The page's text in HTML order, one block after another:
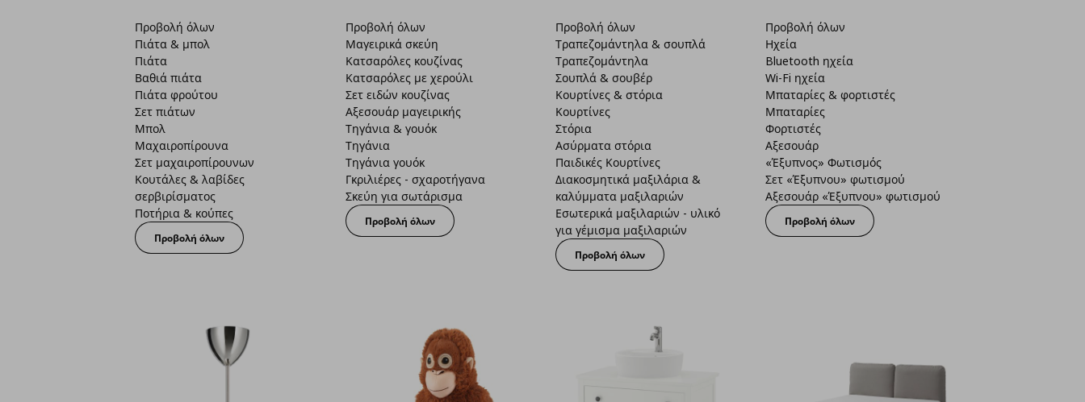
Προβολή όλων
Πιάτα & μπολ
Πιάτα
Βαθιά πιάτα
Πιάτα φρούτου
Σετ πιάτων
Μπολ
Μαχαιροπίρουνα
Σετ μαχαιροπίρουνων
Κουτάλες & λαβίδες
σερβιρίσματος
Ποτήρια & κούπες
Προβολή όλων
Προβολή όλων
Μαγειρικά σκεύη
Κατσαρόλες κουζίνας
Κατσαρόλες με χερούλι
Σετ ειδών κουζίνας
Αξεσουάρ μαγειρικής
Τηγάνια & γουόκ
Τηγάνια
Τηγάνια γουόκ
Γκριλιέρες - σχαροτήγανα
Σκεύη για σωτάρισμα
Προβολή όλων
Προβολή όλων
Τραπεζομάντηλα & σουπλά
Τραπεζομάντηλα
Σουπλά & σουβέρ
Κουρτίνες & στόρια
Κουρτίνες
Στόρια
Ασύρματα στόρια
Παιδικές Κουρτίνες
Διακοσμητικά μαξιλάρια &
καλύμματα μαξιλαριών
Εσωτερικά μαξιλαριών - υλικό
για γέμισμα μαξιλαριών
Προβολή όλων
Προβολή όλων
Ηχεία
Bluetooth ηχεία
Wi-Fi ηχεία
Μπαταρίες & φορτιστές
Μπαταρίες
Φορτιστές
Αξεσουάρ
«Έξυπνος» Φωτισμός
Σετ «Έξυπνου» φωτισμού
Αξεσουάρ «Έξυπνου» φωτισμού
Προβολή όλων